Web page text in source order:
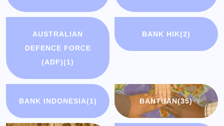
AUSTRALIAN
DEFENCE FORCE
(ADF)(1)
BANK HIK(2)
BANK INDONESIA(1) BANTUAN(35)